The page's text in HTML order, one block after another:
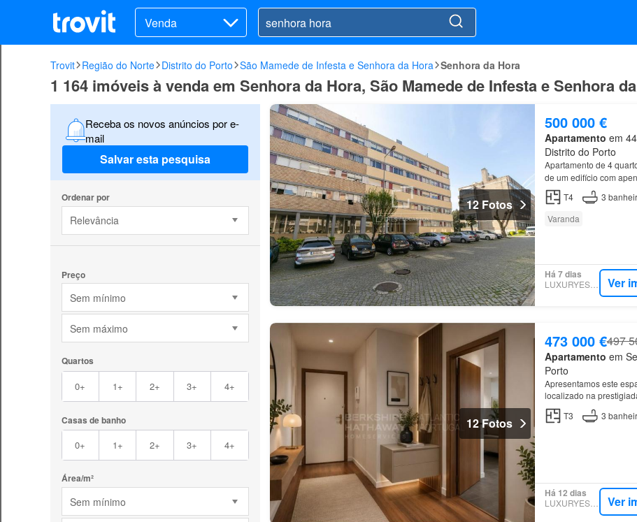
Venda
Trovit Região do Norte Distrito do Porto São Mamede de Infesta e Senhora da Hora Senhora da Hora
1 164 imóveis à venda em Senhora da Hora, São Mamede de Infesta e Senhora
Receba os novos anúncios por e-
mail
Salvar esta pesquisa
Ordenar por
Relevância
Preço
Sem mínimo
Sem máximo
Quartos
0+ 1+ 2+ 3+ 4+
Casas de banho
0+ 1+ 2+ 3+ 4+
Área/m²
Sem mínimo
12 Fotos
500 000 €
Apartamento em
Distrito do Porto
Apartamento de 4
de um edifício com
T4
3
Varanda
Há 7 dias
LUXURYESTATE Ver
12 Fotos
473 000 €497
Apartamento em
Porto
Apresentamos este
localizado na
T3
3
Há 12 dias
LUXURYESTATE Ver